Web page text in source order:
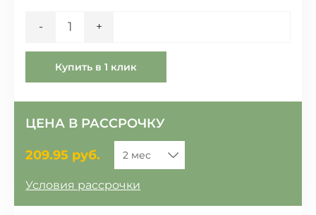
- +
Купить в 1 клик
ЦЕНА В РАССРОЧКУ
209.95 руб.
Условия рассрочки